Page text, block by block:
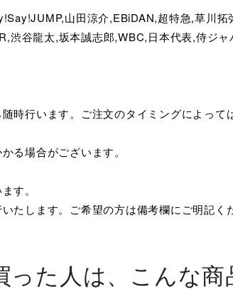
山田涼介,EBiDAN,超特急,草川
渋谷龍太,坂本誠志郎,WBC,日本代表,侍ジ
時行います。ご注文のタイミングによっ
る場合がございます。
す。
たします。ご希望の方は備考欄にご明記く
った人は、こんな